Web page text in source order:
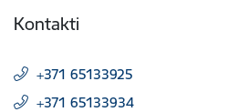
Kontakti
+371 65133925
+371 65133934